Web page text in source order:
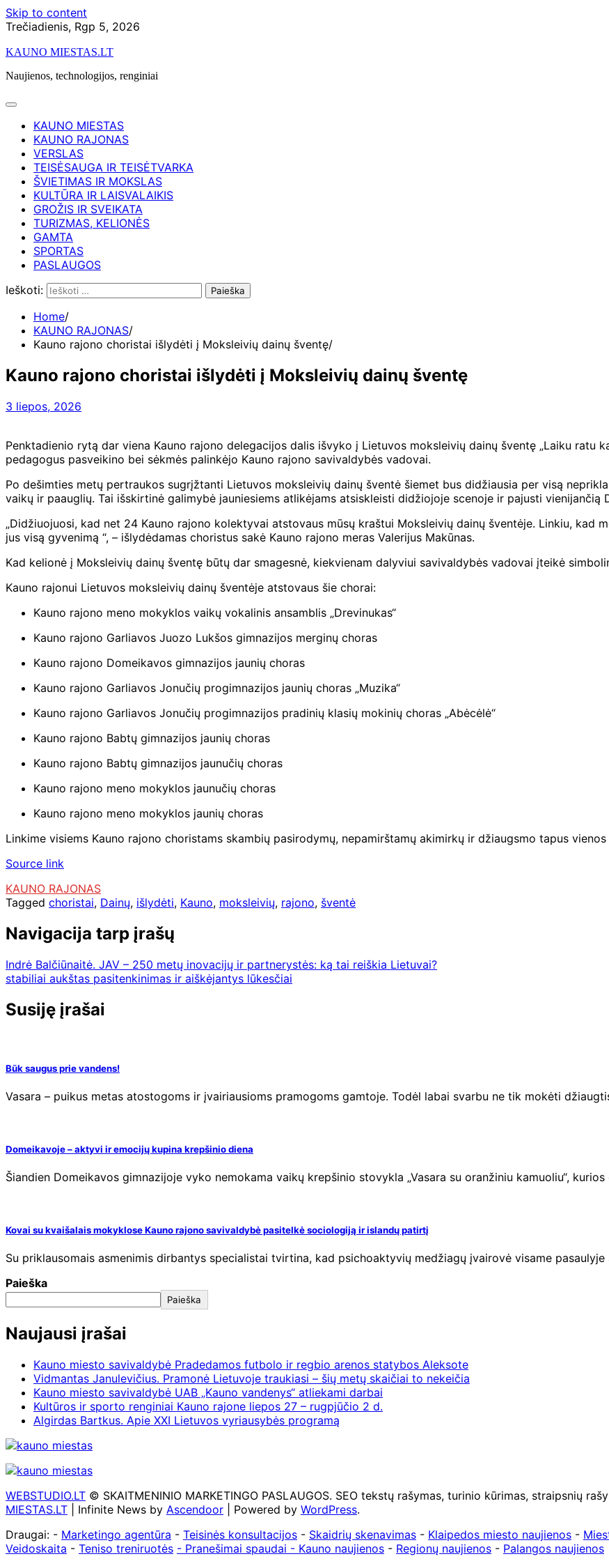
Skip to content
Trečiadienis, Rgp 5, 2026
KAUNO MIESTAS.LT
Naujienos, technologijos, renginiai
KAUNO MIESTAS
KAUNO RAJONAS
VERSLAS
TEISĖSAUGA IR TEISĖTVARKA
ŠVIETIMAS IR MOKSLAS
KULTŪRA IR LAISVALAIKIS
GROŽIS IR SVEIKATA
TURIZMAS, KELIONĖS
GAMTA
SPORTAS
PASLAUGOS
Ieškoti:
Home
KAUNO RAJONAS
Kauno rajono choristai išlydėti į Moksleivių dainų šventę
Kauno rajono choristai išlydėti į Moksleivių dainų šventę
3 liepos, 2026
Penktadienio rytą dar viena Kauno rajono delegacijos dalis išvyko į Lietuvos moksleivių dainų šventę „Laiku ratu
pedagogus pasveikino bei sėkmės palinkėjo Kauno rajono savivaldybės vadovai.
Po dešimties metų pertraukos sugrįžtanti Lietuvos moksleivių dainų šventė šiemet bus didžiausia per visą
vaikų ir paauglių. Tai išskirtinė galimybė jauniesiems atlikėjams atsiskleisti didžiojoje scenoje ir pajusti vienijančią
„Didžiuojuosi, kad net 24 Kauno rajono kolektyvai atstovaus mūsų kraštui Moksleivių dainų šventėje. Linkiu, kad
jus visą gyvenimą “, – išlydėdamas choristus sakė Kauno rajono meras Valerijus Makūnas.
Kad kelionė į Moksleivių dainų šventę būtų dar smagesnė, kiekvienam dalyviui savivaldybės vadovai įteikė
Kauno rajonui Lietuvos moksleivių dainų šventėje atstovaus šie chorai:
Kauno rajono meno mokyklos vaikų vokalinis ansamblis „Drevinukas“
Kauno rajono Garliavos Juozo Lukšos gimnazijos merginų choras
Kauno rajono Domeikavos gimnazijos jaunių choras
Kauno rajono Garliavos Jonučių progimnazijos jaunių choras „Muzika“
Kauno rajono Garliavos Jonučių progimnazijos pradinių klasių mokinių choras „Abėcėlė“
Kauno rajono Babtų gimnazijos jaunių choras
Kauno rajono Babtų gimnazijos jaunučių choras
Kauno rajono meno mokyklos jaunučių choras
Kauno rajono meno mokyklos jaunių choras
Linkime visiems Kauno rajono choristams skambių pasirodymų, nepamirštamų akimirkų ir džiaugsmo tapus
Source link
KAUNO RAJONAS
Tagged choristai, Dainų, išlydėti, Kauno, moksleivių, rajono, šventė
Navigacija tarp įrašų
Indrė Balčiūnaitė. JAV – 250 metų inovacijų ir partnerystės: ką tai reiškia Lietuvai?
stabiliai aukštas pasitenkinimas ir aiškėjantys lūkesčiai
Susiję įrašai
Būk saugus prie vandens!
Vasara – puikus metas atostogoms ir įvairiausioms pramogoms gamtoje. Todėl labai svarbu ne tik mokėti
Domeikavoje – aktyvi ir emocijų kupina krepšinio diena
Šiandien Domeikavos gimnazijoje vyko nemokama vaikų krepšinio stovykla „Vasara su oranžiniu kamuoliu“,
Kovai su kvaišalais mokyklose Kauno rajono savivaldybė pasitelkė sociologiją ir islandų patirtį
Su priklausomais asmenimis dirbantys specialistai tvirtina, kad psichoaktyvių medžiagų įvairovė visame
Paieška
Paieška
Naujausi įrašai
Kauno miesto savivaldybė Pradedamos futbolo ir regbio arenos statybos Aleksote
Vidmantas Janulevičius. Pramonė Lietuvoje traukiasi – šių metų skaičiai to nekeičia
Kauno miesto savivaldybė UAB „Kauno vandenys“ atliekami darbai
Kultūros ir sporto renginiai Kauno rajone liepos 27 – rugpjūčio 2 d.
Algirdas Bartkus. Apie XXI Lietuvos vyriausybės programą
WEBSTUDIO.LT © SKAITMENINIO MARKETINGO PASLAUGOS. SEO tekstų rašymas, turinio kūrimas, straipsnių
MIESTAS.LT | Infinite News by Ascendoor | Powered by WordPress.
Draugai: - Marketingo agentūra - Teisinės konsultacijos - Skaidrių skenavimas - Klaipedos miesto naujienos -
Veidoskaita - Teniso treniruotės - Pranešimai spaudai - Kauno naujienos - Regionų naujienos - Palangos naujienos